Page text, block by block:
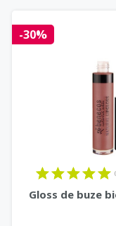
-30%
Gloss de buze